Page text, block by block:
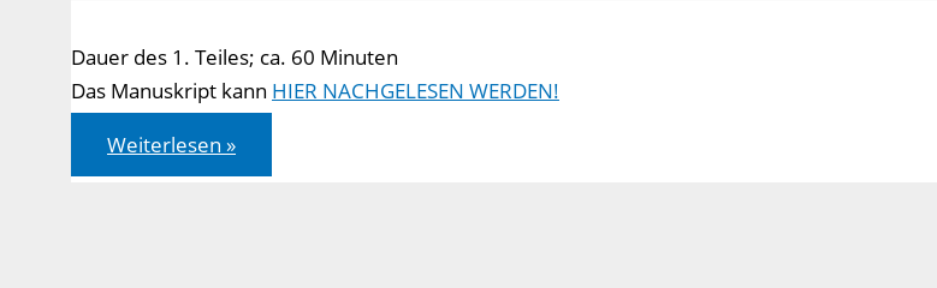
Dauer des 1. Teiles; ca. 60 Minuten
Das Manuskript kann HIER NACHGELESEN WERDEN!
Befreiung
und
Lösung
Weiterlesen »